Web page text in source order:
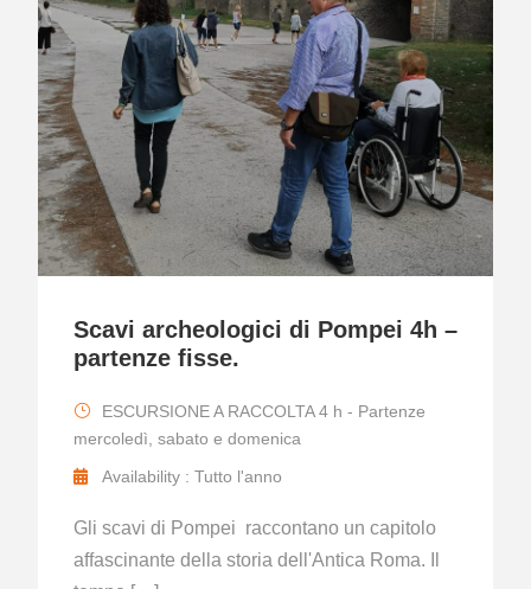
Scavi archeologici di Pompei 4h –
partenze fisse.
ESCURSIONE A RACCOLTA 4 h - Partenze
mercoledì, sabato e domenica
Availability : Tutto l'anno
Gli scavi di Pompei raccontano un capitolo
affascinante della storia dell'Antica Roma. Il